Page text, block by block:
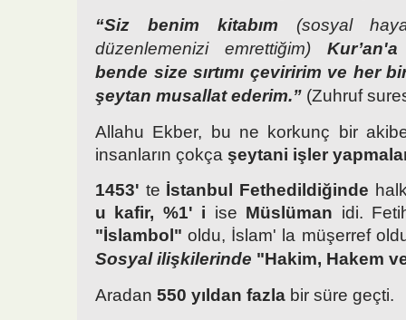
“Siz benim kitabım (sosyal
düzenlemenizi emrettiğim)
bende size sırtımı çeviririm ve her
şeytan musallat ederim.” (Zuhruf
Allahu Ekber, bu ne korkunç bir
insanların çokça şeytani işler
1453' te İstanbul Fethedildiğinde
u kafir, %1' i ise Müslüman idi.
"İslambol" oldu, İslam' la müşerref
Sosyal ilişkilerinde "Hakim, Hakem
Aradan 550 yıldan fazla bir süre geçti.